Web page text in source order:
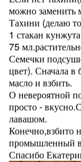
можно заменить
Тахини (делаю
1 стакан кунжута
75
Семечки
цвет). Сначала в
масло и взбить.
О невероятной
просто -
лавашом.
Конечно,взбито
промышленный
Спасибо